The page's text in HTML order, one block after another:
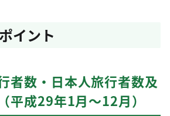
イント
者数・日本人旅行者数及
平成29年1月～12月）